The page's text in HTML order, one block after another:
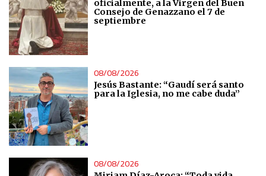
oficialmente, a la Virgen del Buen
Consejo de Genazzano el 7 de
septiembre
08/08/2026
Jesús Bastante: “Gaudí será santo
para la Iglesia, no me cabe duda”
08/08/2026